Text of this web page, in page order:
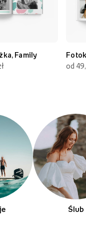
Family
od
Ślub